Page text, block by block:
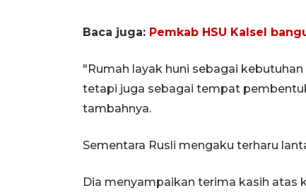
Baca juga: Pemkab HSU Kalsel
"Rumah layak huni sebagai
tetapi juga sebagai tempat
tambahnya.
Sementara Rusli mengaku terharu
Dia menyampaikan terima kasih atas